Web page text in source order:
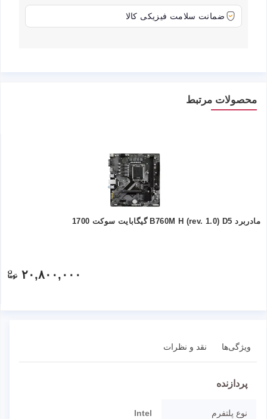
ضمانت سلامت فیزیکی کالا
محصولات مرتبط
مادربرد B760M H (rev. 1.0) D5 گیگابایت سوکت 1700
۲۰,۸۰۰,۰۰۰
ویژگی‌ها نقد و نظرات
پردازنده
نوع پلتفرم Intel